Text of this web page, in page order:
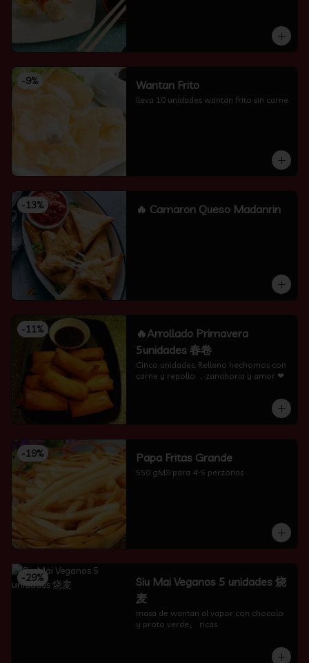
-9% Wantan Frito
lleva 10 unidades wantan frito sin carne
-13% 🔥 Camaron Queso Madanrin
-11%
🔥Arrollado Primavera
5unidades 春卷
Cinco unidades. Relleno hechomos con
carne y repollo ，zanahoria y amor ❤
-19% Papa Fritas Grande
550 gMS para 4-5 perzonas
-29%
Siu Mai Veganos 5 unidades 烧
麦
masa de wantan al vapor con chocolo
y proto verde。 ricas